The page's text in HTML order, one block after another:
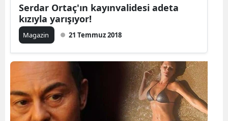
Serdar Ortaç'ın kayınvalidesi adeta
kızıyla yarışıyor!
Magazin 21 Temmuz 2018